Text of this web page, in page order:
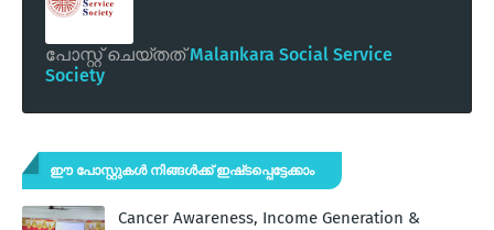
പോസ്റ്റ് ചെയ്തത്Malankara Social Service
Society
ഈ പോസ്റ്റുകൾ നിങ്ങൾക്ക് ഇഷ്‌‌ടപ്പെട്ടേക്കാം
Cancer Awareness, Income Generation &